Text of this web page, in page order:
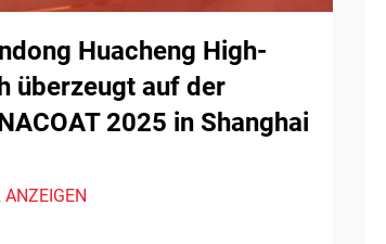
Huacheng High-
überzeugt auf der
2025 in Shanghai
ANZEIGEN